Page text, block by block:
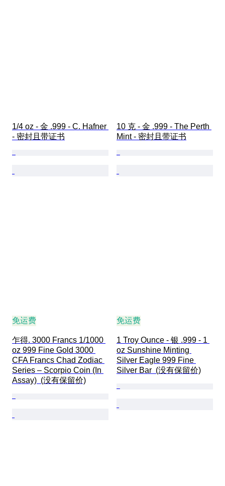
1/4 oz - 金 .999 - C. Hafner
- 密封且带证书
10 克 - 金 .999 - The Perth
Mint - 密封且带证书
免运费
乍得. 3000 Francs 1/1000
oz 999 Fine Gold 3000
CFA Francs Chad Zodiac
Series – Scorpio Coin (In
Assay)  (没有保留价)
免运费
1 Troy Ounce - 银 .999 - 1
oz Sunshine Minting
Silver Eagle 999 Fine
Silver Bar  (没有保留价)